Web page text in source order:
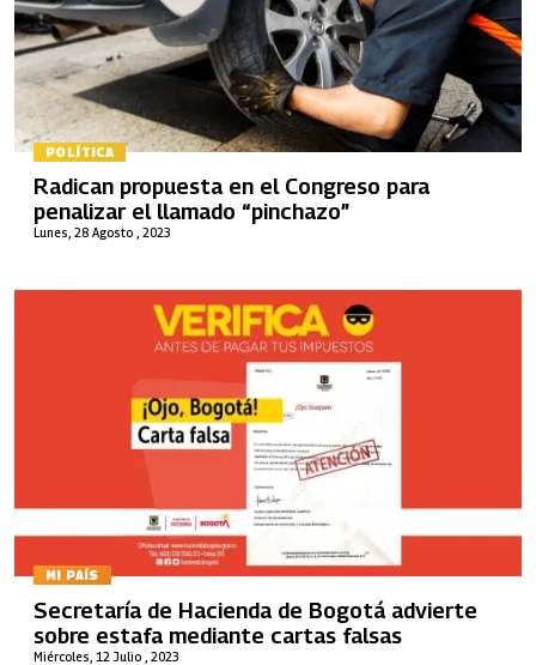
POLÍTICA
Lunes, 28 Agosto , 2023
Radican propuesta en el Congreso para
penalizar el llamado “pinchazo”
MI PAÍS
Miércoles, 12 Julio , 2023
Secretaría de Hacienda de Bogotá advierte
sobre estafa mediante cartas falsas